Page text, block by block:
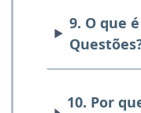
9. O que
10. Por